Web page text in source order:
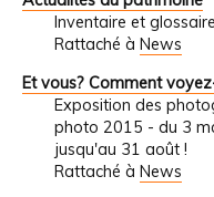
Inventaire et
Rattaché à News
Et vous? Comment
Exposition des
photo 2015 - du 3
jusqu'au 31 août !
Rattaché à News